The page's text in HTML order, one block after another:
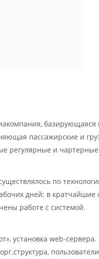
базирующаяся
пассажирские и
регулярные и
по
дней: в
работе с системой.
установка web-сервера.